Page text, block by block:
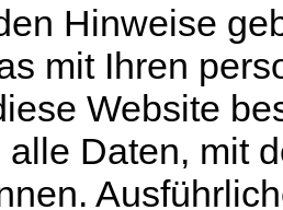
Hinweise
mit Ihren
Website
alle Daten, mit